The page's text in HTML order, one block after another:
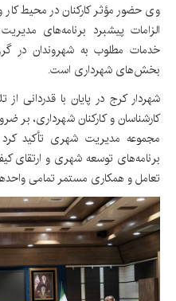
وی حضور مؤثر کارکنان در محیط کار
الزامات پیشبرد برنامه‌های
خدمات مطلوب به شهروندان در
بخش‌های شهرداری است.
شهردار کرج در پایان با قدردانی
کارشناسان و کارکنان شهرداری،
مجموعه مدیریت شهری تأکید
برنامه‌های توسعه شهری و ارتقای
تعامل و همکاری مستمر تمامی